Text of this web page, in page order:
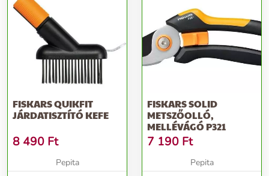
FISKARS QUIKFIT
JÁRDATISZTÍTÓ KEFE
8 490 Ft
Pepita
FISKARS SOLID
METSZŐOLLÓ,
MELLÉVÁGÓ P321
7 190 Ft
Pepita